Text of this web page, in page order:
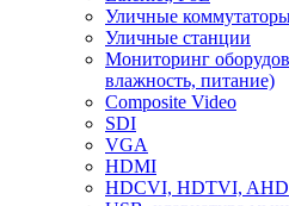
Уличные
Уличные станции
Мониторинг
влажность, питание)
Composite Video
SDI
VGA
HDMI
HDCVI, HDTVI, AHD